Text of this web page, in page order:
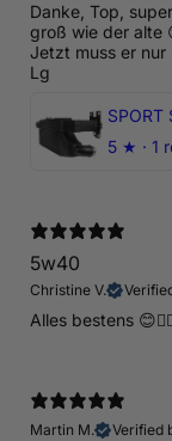
Danke, Top,
groß wie der alte
Jetzt muss er nur
Lg
5 ★ · 1
5w40
Christine V.
Alles bestens
Martin M.
Verified